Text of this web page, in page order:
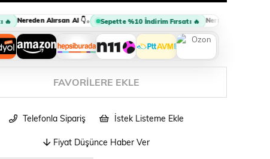
Nereden Alırsan Al 👇• Sepette %10 İndirim Fırsatı 🔥 Nereden Alırsan Al 👇
FAVORILERE EKLE
Telefonla Sipariş İstek Listeme Ekle
Fiyat Düşünce Haber Ver